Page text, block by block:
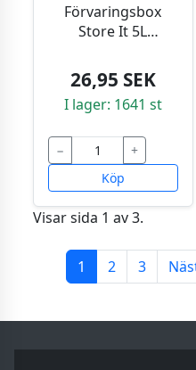
Förvaringsbox
Store It 5L
26,95 SEK
I lager: 1641 st
−
+
Köp
Visar sida 1 av 3.
1 2 3